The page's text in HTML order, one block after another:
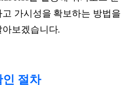
가시성을 확보하는 방법을
보겠습니다.
인 절차